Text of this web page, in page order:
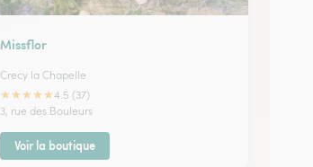
Missflor
Crecy la Chapelle
★★★★★4.5 (37)
3, rue des Bouleurs
Voir la boutique